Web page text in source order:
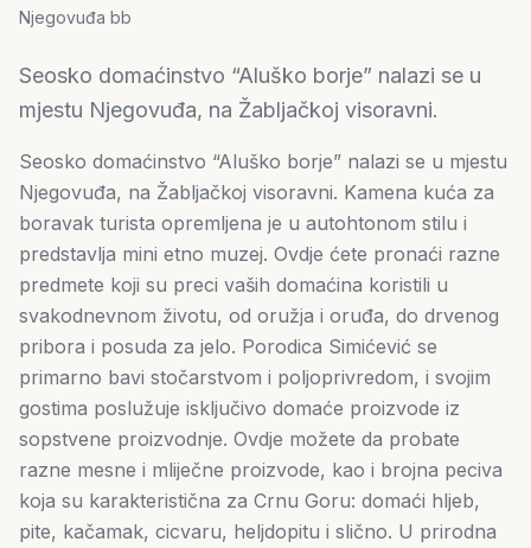
Njegovuđa bb
Seosko domaćinstvo “Aluško borje” nalazi se u
mjestu Njegovuđa, na Žabljačkoj visoravni.
Seosko domaćinstvo “Aluško borje” nalazi se u mjestu
Njegovuđa, na Žabljačkoj visoravni. Kamena kuća za
boravak turista opremljena je u autohtonom stilu i
predstavlja mini etno muzej. Ovdje ćete pronaći razne
predmete koji su preci vaših domaćina koristili u
svakodnevnom životu, od oružja i oruđa, do drvenog
pribora i posuda za jelo. Porodica Simićević se
primarno bavi stočarstvom i poljoprivredom, i svojim
gostima poslužuje isključivo domaće proizvode iz
sopstvene proizvodnje. Ovdje možete da probate
razne mesne i mliječne proizvode, kao i brojna peciva
koja su karakteristična za Crnu Goru: domaći hljeb,
pite, kačamak, cicvaru, heljdopitu i slično. U prirodna